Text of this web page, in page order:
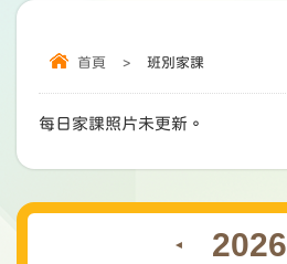
首頁 > 班別家課
每日家課照片未更新。
◄ 2026